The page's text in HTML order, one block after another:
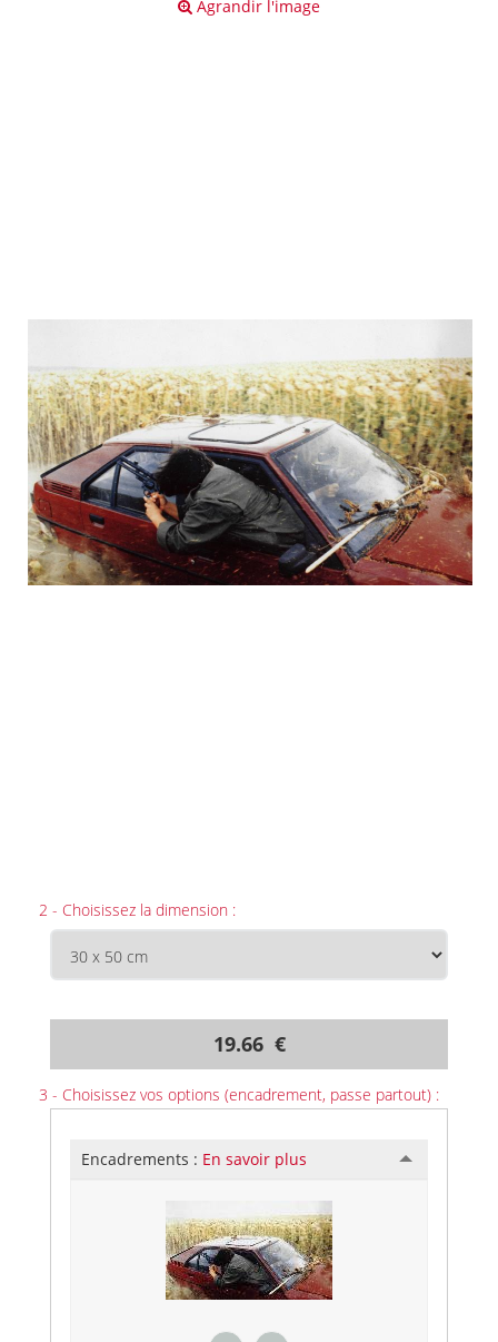
Agrandir l'image
2 - Choisissez la dimension :
19.66 €
3 - Choisissez vos options (encadrement, passe partout) :
Encadrements : En savoir plus